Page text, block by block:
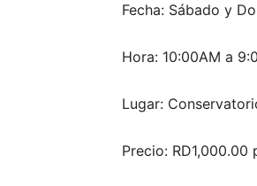
Fecha: Sábado y
Hora: 10:00AM a
Lugar:
Precio: